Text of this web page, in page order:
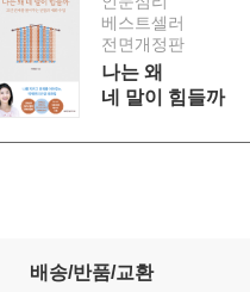
베스트셀러
전면개정판
나는 왜
네 말이 힘들까
배송/반품/교환